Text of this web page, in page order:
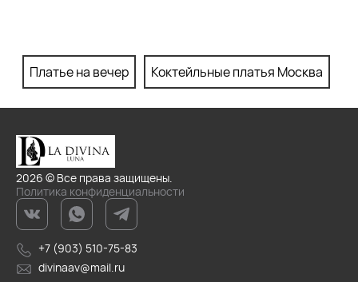
Платье на вечер Коктейльные платья Москва
2026 © Все права защищены.
Политика конфиденциальности
+7 (903) 510-75-83
divinaav@mail.ru